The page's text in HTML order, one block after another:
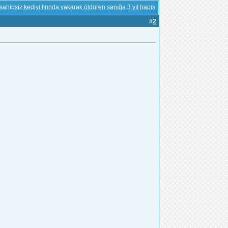
kediyi fırında yakarak öldüren sanığa 3 yıl hapis
#2